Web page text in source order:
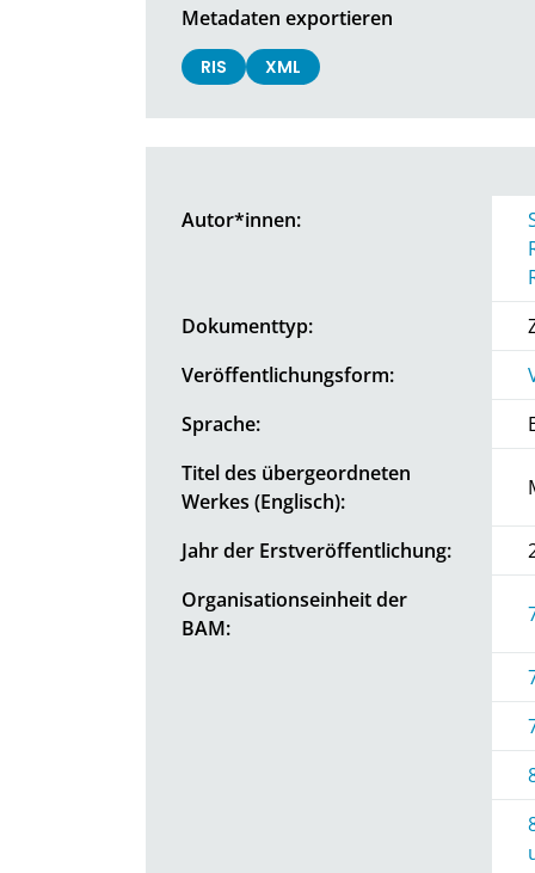
Metadaten exportieren
RIS XML
Autor*innen:
Dokumenttyp:
Veröffentlichungsform:
Sprache:
Titel des übergeordneten
Werkes (Englisch):
Jahr der Erstveröffentlichung:
Organisationseinheit der
BAM: